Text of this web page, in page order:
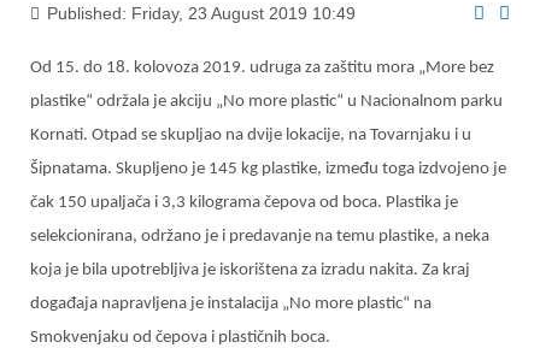
Published: Friday, 23 August 2019 10:49
Od 15. do 18. kolovoza 2019. udruga za zaštitu mora „More bez
plastike“ održala je akciju „No more plastic“ u Nacionalnom parku
Kornati. Otpad se skupljao na dvije lokacije, na Tovarnjaku i u
Šipnatama. Skupljeno je 145 kg plastike, između toga izdvojeno je
čak 150 upaljača i 3,3 kilograma čepova od boca. Plastika je
selekcionirana, održano je i predavanje na temu plastike, a neka
koja je bila upotrebljiva je iskorištena za izradu nakita. Za kraj
događaja napravljena je instalacija „No more plastic“ na
Smokvenjaku od čepova i plastičnih boca.